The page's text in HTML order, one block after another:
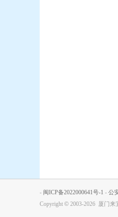
- 闽ICP备2022000641号-1 - 公
Copyright © 2003-2026 厦门